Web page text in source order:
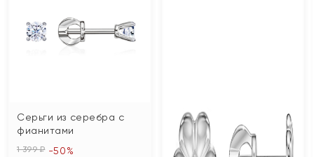
Серьги из серебра с
фианитами
1 399 ₽ -50%